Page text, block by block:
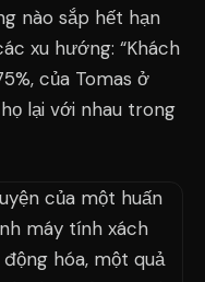
nào sắp hết hạn
xu hướng: “Khách
của Tomas ở
lại với nhau trong